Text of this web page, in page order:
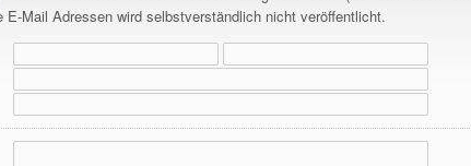
E-Mail Adressen wird selbstverständlich nicht veröffentlicht.